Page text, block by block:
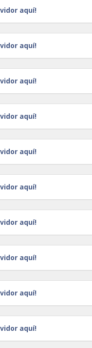
aquí!
aquí!
aquí!
aquí!
aquí!
aquí!
aquí!
aquí!
aquí!
aquí!